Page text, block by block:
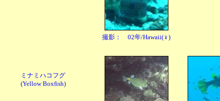
撮影： 02年/Hawaii(♀)
ミナミハコフグ
(Yellow Boxfish)